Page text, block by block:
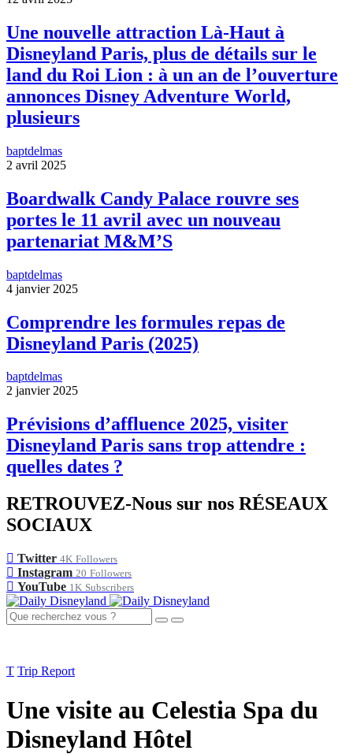
Une nouvelle attraction Là-Haut à
Disneyland Paris, plus de détails sur le
land du Roi Lion : à un an de l’ouverture
annonces Disney Adventure World,
plusieurs
baptdelmas
2 avril 2025
Boardwalk Candy Palace rouvre ses
portes le 11 avril avec un nouveau
partenariat M&M’S
baptdelmas
4 janvier 2025
Comprendre les formules repas de
Disneyland Paris (2025)
baptdelmas
2 janvier 2025
Prévisions d’affluence 2025, visiter
Disneyland Paris sans trop attendre :
quelles dates ?
RETROUVEZ-Nous sur nos RÉSEAUX
SOCIAUX
Twitter 4K Followers
Instagram 20 Followers
YouTube 1K Subscribers
T Trip Report
Une visite au Celestia Spa du
Disneyland Hôtel